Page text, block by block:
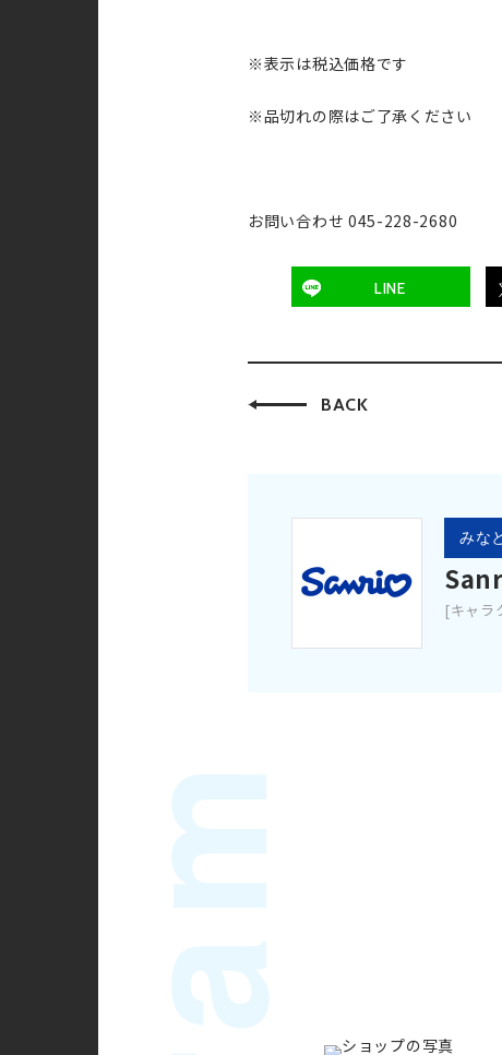
※表示は税込価格です
※品切れの際はご了承ください
お問い合わせ 045-228-2680
LINE
BACK
みな
[キャラ